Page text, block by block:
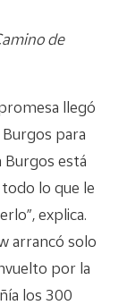
de
llegó
para
Burgos está
lo que le
explica.
arrancó solo
por la
los 300